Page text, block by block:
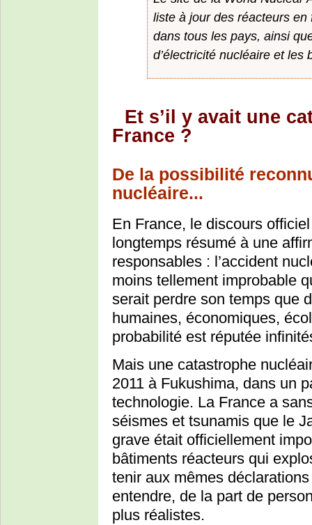
liste à jour des réacteurs
dans tous les pays, ainsi
d’électricité nucléaire et les
Et s’il y avait une
France ?
De la possibilité
nucléaire...
En France, le discours
longtemps résumé à une
responsables : l’accident
moins tellement improbable
serait perdre son temps que
humaines, économiques,
probabilité est réputée
Mais une catastrophe
2011 à Fukushima, dans un
technologie. La France a
séismes et tsunamis que le
grave était officiellement
bâtiments réacteurs qui
tenir aux mêmes
entendre, de la part de
plus réalistes.